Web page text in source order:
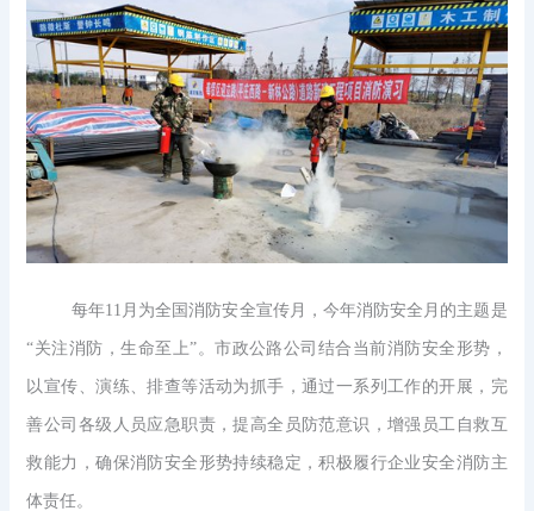
每年11月为全国消防安全宣传月，今年消防安全月的主题是
“关注消防，生命至上”。市政公路公司结合当前消防安全形势，
以宣传、演练、排查等活动为抓手，通过一系列工作的开展，完
善公司各级人员应急职责，提高全员防范意识，增强员工自救互
救能力，确保消防安全形势持续稳定，积极履行企业安全消防主
体责任。